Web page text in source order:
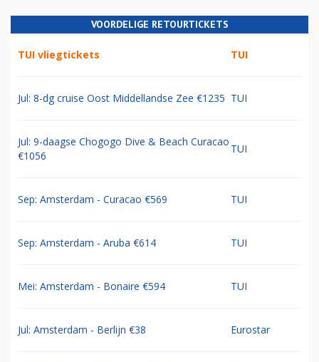
VOORDELIGE RETOURTICKETS
TUI vliegtickets TUI
Jul: 8-dg cruise Oost Middellandse Zee €1235 TUI
Jul: 9-daagse Chogogo Dive & Beach Curacao
€1056
TUI
Sep: Amsterdam - Curacao €569 TUI
Sep: Amsterdam - Aruba €614 TUI
Mei: Amsterdam - Bonaire €594 TUI
Jul: Amsterdam - Berlijn €38 Eurostar